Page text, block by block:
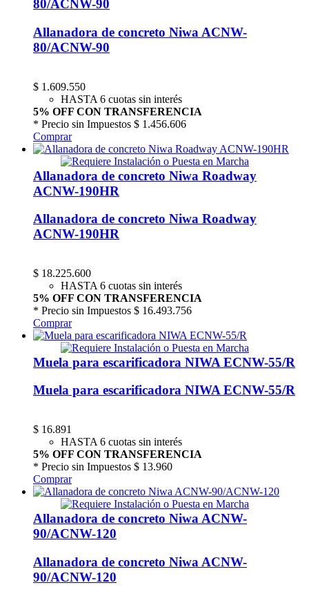
80/ACNW-90
Allanadora de concreto Niwa ACNW-
80/ACNW-90
$ 1.609.550
HASTA 6 cuotas sin interés
5% OFF CON TRANSFERENCIA
* Precio sin Impuestos $ 1.456.606
Comprar
Allanadora de concreto Niwa Roadway
ACNW-190HR
Allanadora de concreto Niwa Roadway
ACNW-190HR
$ 18.225.600
HASTA 6 cuotas sin interés
5% OFF CON TRANSFERENCIA
* Precio sin Impuestos $ 16.493.756
Comprar
Muela para escarificadora NIWA ECNW-55/R
Muela para escarificadora NIWA ECNW-55/R
$ 16.891
HASTA 6 cuotas sin interés
5% OFF CON TRANSFERENCIA
* Precio sin Impuestos $ 13.960
Comprar
Allanadora de concreto Niwa ACNW-
90/ACNW-120
Allanadora de concreto Niwa ACNW-
90/ACNW-120